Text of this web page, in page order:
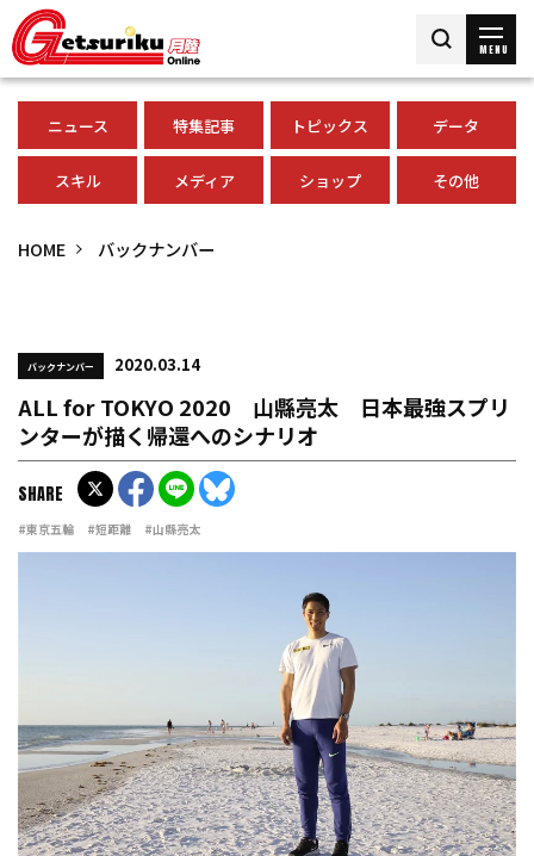
MENU
ニュース 特集記事 トピックス データ
スキル メディア ショップ その他
HOME バックナンバー
バックナンバー 2020.03.14
ALL for TOKYO 2020 山縣亮太 日本最強スプリ
ンターが描く帰還へのシナリオ
#東京五輪 #短距離 #山縣亮太
SHARE